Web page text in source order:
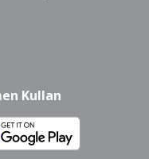
Kullan